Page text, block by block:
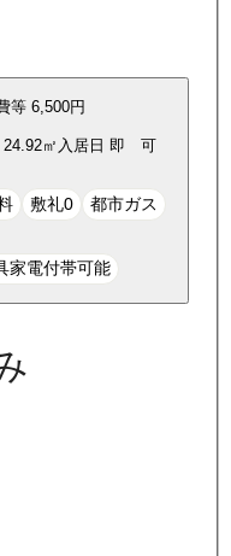
等 6,500円
24.92㎡ 入居日 即 可
敷礼0 都市ガス
家電付帯可能